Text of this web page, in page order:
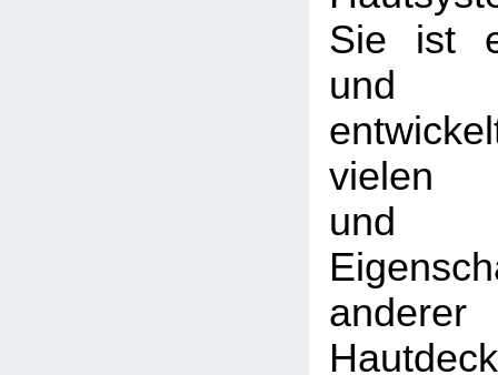
Sie ist
und
vielen
und